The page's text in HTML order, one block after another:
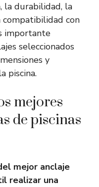
la durabilidad, la
con
importante
seleccionados
y
piscina.
mejores
de piscinas
mejor anclaje
realizar una